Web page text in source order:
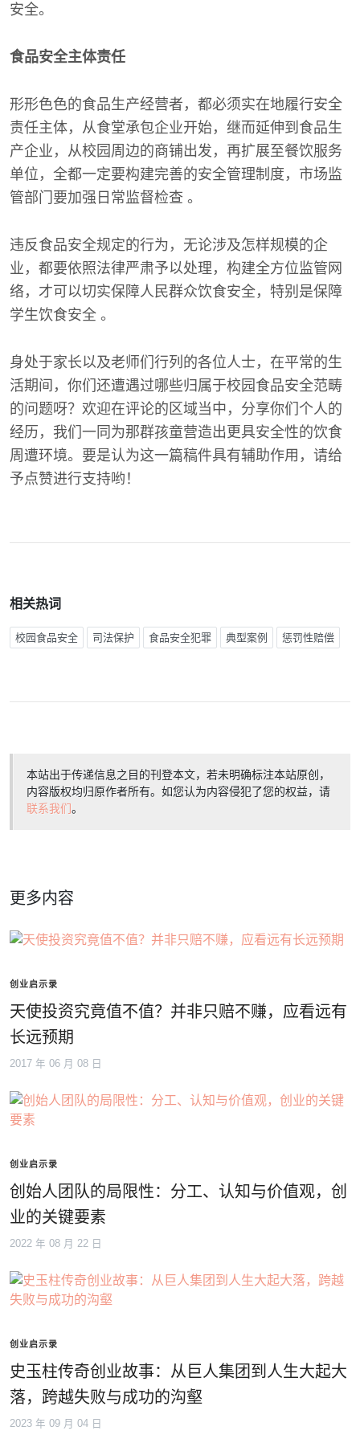
安全。
食品安全主体责任
形形色色的食品生产经营者，都必须实在地履行安全
责任主体，从食堂承包企业开始，继而延伸到食品生
产企业，从校园周边的商铺出发，再扩展至餐饮服务
单位，全都一定要构建完善的安全管理制度，市场监
管部门要加强日常监督检查 。
违反食品安全规定的行为，无论涉及怎样规模的企
业，都要依照法律严肃予以处理，构建全方位监管网
络，才可以切实保障人民群众饮食安全，特别是保障
学生饮食安全 。
身处于家长以及老师们行列的各位人士，在平常的生
活期间，你们还遭遇过哪些归属于校园食品安全范畴
的问题呀？欢迎在评论的区域当中，分享你们个人的
经历，我们一同为那群孩童营造出更具安全性的饮食
周遭环境。要是认为这一篇稿件具有辅助作用，请给
予点赞进行支持哟！
相关热词
校园食品安全 司法保护 食品安全犯罪 典型案例 惩罚性赔偿
本站出于传递信息之目的刊登本文，若未明确标注本站原创，
内容版权均归原作者所有。如您认为内容侵犯了您的权益，请
联系我们。
更多内容
创业启示录
天使投资究竟值不值？并非只赔不赚，应看远有
长远预期
2017 年 06 月 08 日
创业启示录
创始人团队的局限性：分工、认知与价值观，创
业的关键要素
2022 年 08 月 22 日
创业启示录
史玉柱传奇创业故事：从巨人集团到人生大起大
落，跨越失败与成功的沟壑
2023 年 09 月 04 日